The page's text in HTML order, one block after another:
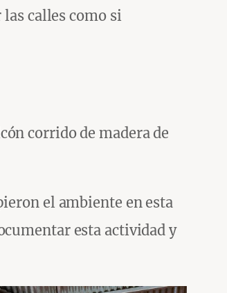
calles como si
corrido de madera de
el ambiente en esta
esta actividad y